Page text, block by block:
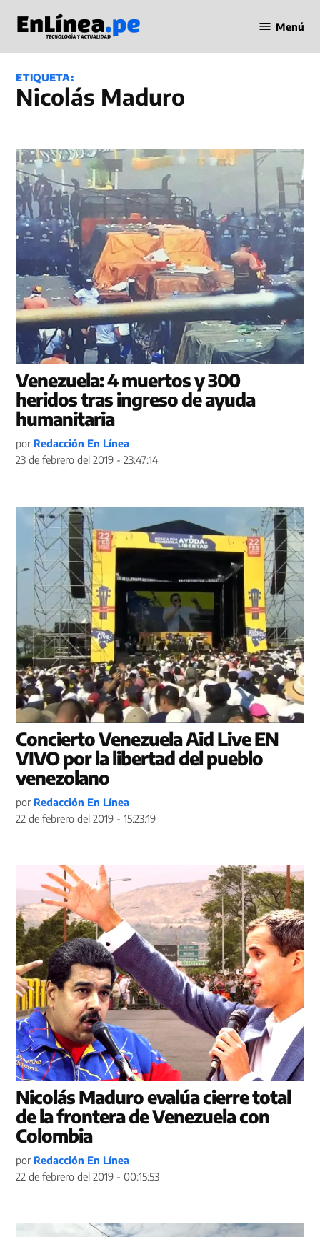
contenido
en Línea
Menú
ETIQUETA:
Nicolás Maduro
Venezuela: 4 muertos y 300
heridos tras ingreso de ayuda
humanitaria
por Redacción En Línea
23 de febrero del 2019 - 23:47:14
Concierto Venezuela Aid Live EN
VIVO por la libertad del pueblo
venezolano
por Redacción En Línea
22 de febrero del 2019 - 15:23:19
Nicolás Maduro evalúa cierre total
de la frontera de Venezuela con
Colombia
por Redacción En Línea
22 de febrero del 2019 - 00:15:53